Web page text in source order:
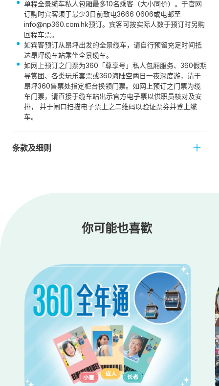
单程全景缆车私人包厢最多10名乘客（大小同价）。于官网
订购时宾客须于最少3日前致电3666 0606或电邮至
info@np360.com.hk预订。宾客可按实际人数于预订时另购
回程车票。
如宾客预订从昂坪出发的全景缆车，请自行预留充足时间抵
达昂坪缆车站乘坐全景缆车。
如网上预订之门票为360「尊享号」私人包厢服务、360假期
导赏团、各类玩乐套票或360海陆空两日一夜深度游，请于
昂坪360售票处指定柜台换领门票。如网上预订之门票为缆
车门票，请直接于缆车站出示官方电子票以供职员核对及安
排， 并于闸口扫描电子票上之二维码以验证票券并登上缆
车。
条款及细则
你可能也喜歡